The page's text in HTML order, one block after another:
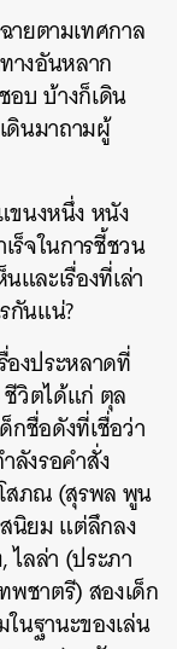
ายตามเทศกาล
างอันหลาก
อบ บ้างก็เดิน
ดินมาถามผู้
ขนงหนึ่ง หนัง
ร็จในการชี้ชวน
และเรื่องที่เล่า
กันแน่?
องประหลาดที่
ชีวิตได้แก่ ตุล
กชื่อดังที่เชื่อว่า
ลังรอคำสั่ง
สภณ (สุรพล พูน
นิยม แต่ลึกลง
ลล่า (ประภา
ชาตรี) สองเด็ก
นฐานะของเล่น